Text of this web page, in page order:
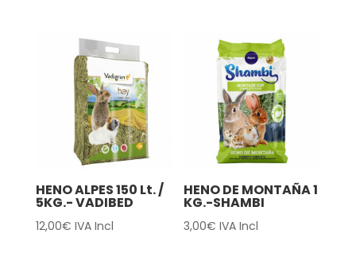
HENO ALPES 150 Lt. /
5KG.- VADIBED
12,00€ IVA Incl
HENO DE MONTAÑA 1
KG.-SHAMBI
3,00€ IVA Incl